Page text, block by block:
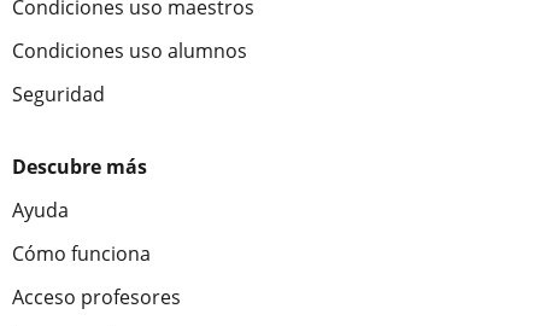
Condiciones uso maestros
Condiciones uso alumnos
Seguridad
Descubre más
Ayuda
Cómo funciona
Acceso profesores